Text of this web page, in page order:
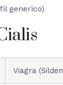
generico)
Viagra